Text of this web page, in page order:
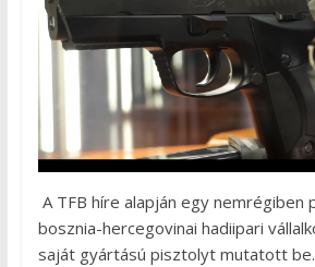
A TFB híre alapján egy nemrégiben
bosznia-hercegovinai hadiipari
saját gyártású pisztolyt mutatott be.